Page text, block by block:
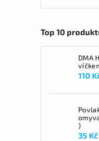
Top 10
DMA
110
)
35 Kč